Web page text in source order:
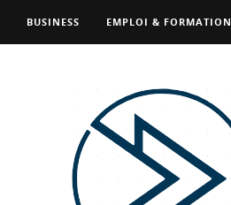
BUSINESS EMPLOI & FORMATION